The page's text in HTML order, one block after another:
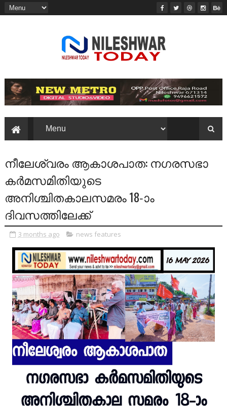
നീലേശ്വരം ആകാശപാത: നഗരസഭാ
കർമസമിതിയുടെ
അനിശ്ചിതകാലസമരം 18-ാം
ദിവസത്തിലേക്ക്‌
3 months ago news features